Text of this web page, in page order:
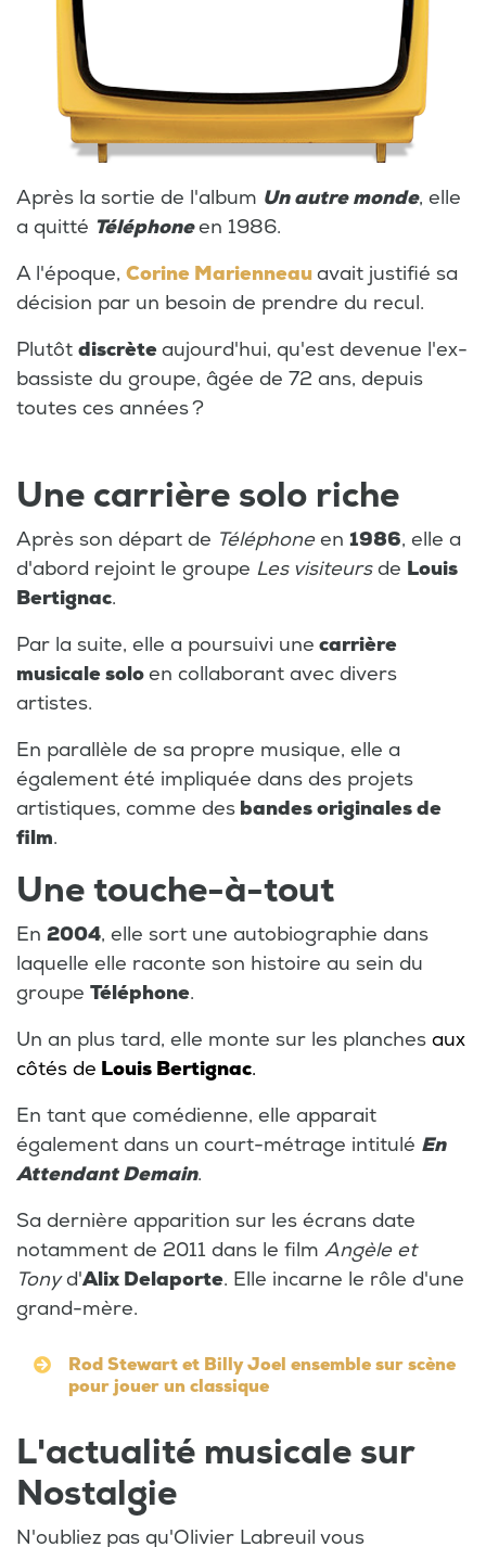
Après la sortie de l'album Un autre monde, elle
a quitté Téléphoneen 1986.
A l'époque, Corine Marienneauavait justifié sa
décision par un besoin de prendre du recul.
Plutôt discrèteaujourd'hui, qu'est devenue l'ex-
bassiste du groupe, âgée de 72 ans, depuis
toutes ces années ?
Une carrière solo riche
Après son départ de Téléphoneen 1986, elle a
d'abord rejoint le groupe Les visiteursde Louis
Bertignac.
Par la suite, elle a poursuivi une carrière
musicale soloen collaborant avec divers
artistes.
En parallèle de sa propre musique, elle a
également été impliquée dans des projets
artistiques, comme des bandes originales de
film.
Une touche-à-tout
En 2004, elle sort une autobiographie dans
laquelle elle raconte son histoire au sein du
groupe Téléphone.
Un an plus tard, elle monte sur les planches aux
côtés de Louis Bertignac.
En tant que comédienne, elle apparait
également dans un court-métrage intitulé En
Attendant Demain.
Sa dernière apparition sur les écrans date
notamment de 2011 dans le film Angèle et
Tonyd'Alix Delaporte. Elle incarne le rôle d'une
grand-mère.
Rod Stewart et Billy Joel ensemble sur scène
pour jouer un classique
L'actualité musicale sur
Nostalgie
N'oubliez pas qu'Olivier Labreuil vous